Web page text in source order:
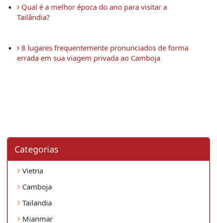
Qual é a melhor época do ano para visitar a
Tailândia?
8 lugares frequentemente pronunciados de forma
errada em sua viagem privada ao Camboja
Categorias
Vietna
Camboja
Tailandia
Mianmar